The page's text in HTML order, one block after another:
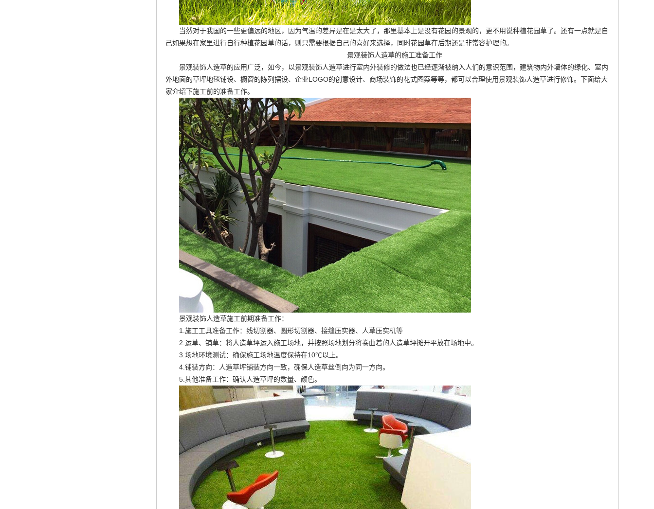
当然对于我国的一些更偏远的地区，因为气温的差异是在是太大了，那里基本上是没有花园的景观的，更不用说种植花园草了。还有一点就是自
己如果想在家里进行自行种植花园草的话，则只需要根据自己的喜好来选择，同时花园草在后期还是非常容护理的。
景观装饰人造草的施工准备工作
景观装饰人造草的应用广泛，如今，以景观装饰人造草进行室内外装修的做法也已经逐渐被纳入人们的意识范围，建筑物内外墙体的绿化、室内
外地面的草坪地毯铺设、橱窗的陈列摆设、企业LOGO的创意设计、商场装饰的花式图案等等，都可以合理使用景观装饰人造草进行修饰。下面给大
家介绍下施工前的准备工作。
景观装饰人造草施工前期准备工作：
1.施工工具准备工作：线切割器、圆形切割器、接缝压实器、人草压实机等
2.运草、铺草：将人造草坪运入施工场地，并按照场地划分将卷曲着的人造草坪摊开平放在场地中。
3.场地环境测试：确保施工场地温度保持在10℃以上。
4.铺装方向：人造草坪铺装方向一致，确保人造草丝倒向为同一方向。
5.其他准备工作：确认人造草坪的数量、颜色。